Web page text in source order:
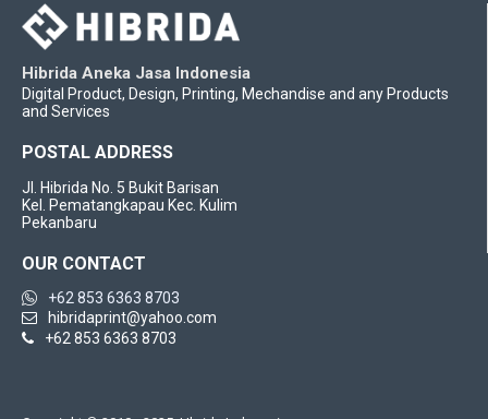
Hibrida Aneka Jasa Indonesia
Digital Product, Design, Printing, Mechandise and any Products
and Services
POSTAL ADDRESS
Jl. Hibrida No. 5 Bukit Barisan
Kel. Pematangkapau Kec. Kulim
Pekanbaru
OUR CONTACT
+62 853 6363 8703
hibridaprint@yahoo.com
+62 853 6363 8703